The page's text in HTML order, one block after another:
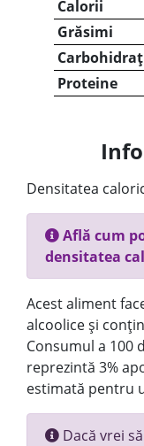
Calorii
Grăsimi
Proteine
Densitatea
Află cum
densitatea
Acest aliment
alcoolice și
Consumul a 100
reprezintă 3%
estimată pentru
Dacă vrei